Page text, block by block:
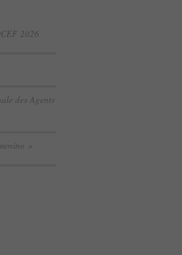
2026
des Agents
»